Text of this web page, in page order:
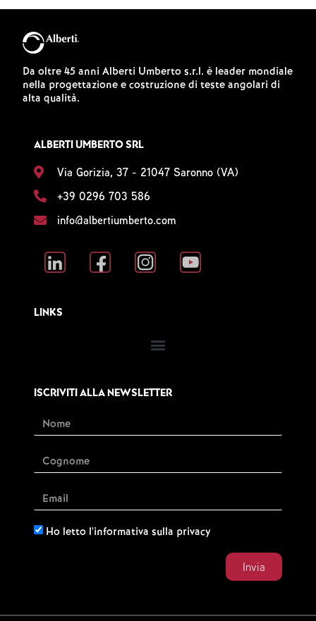
Da oltre 45 anni Alberti Umberto s.r.l. è leader mondiale
nella progettazione e costruzione di teste angolari di
alta qualità.
ALBERTI UMBERTO SRL
Via Gorizia, 37 - 21047 Saronno (VA)
+39 0296 703 586
info@albertiumberto.com
LINKS
ISCRIVITI ALLA NEWSLETTER
Ho letto l'informativa sulla privacy
Invia